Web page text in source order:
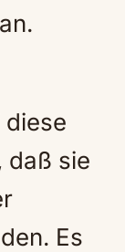
daß sie
Es